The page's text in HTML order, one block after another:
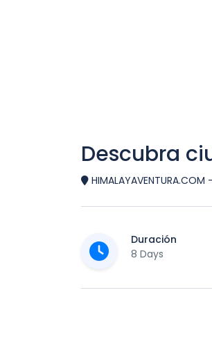
Descubra
Duración
8 Days